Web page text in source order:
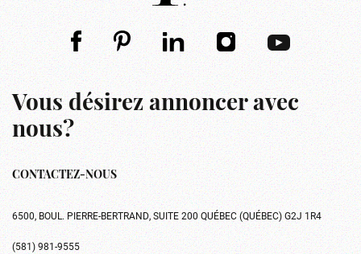
Vous désirez annoncer avec
nous?
CONTACTEZ-NOUS
6500, BOUL. PIERRE-BERTRAND, SUITE 200 QUÉBEC (QUÉBEC) G2J 1R4
(581) 981-9555